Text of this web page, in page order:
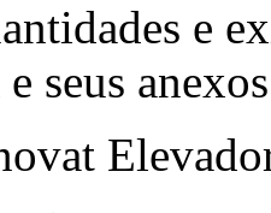
e
seus